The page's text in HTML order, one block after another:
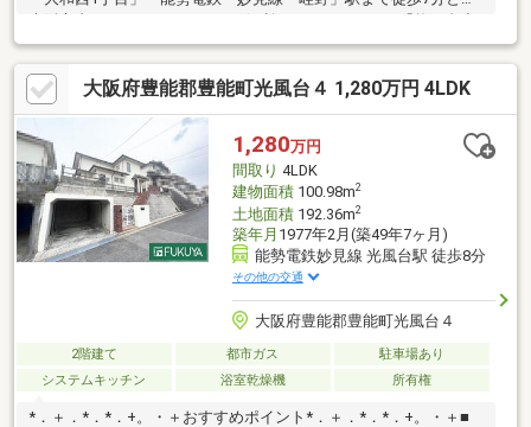
学校」まで徒歩4分(約250ｍ)ですので、小さなお子様の通学も安
心です♪・敷地と前面道路の高低差がないフラットな整形地・土地
面積約80.09坪/建物面積約46.43坪・前面道路は約5.9ｍございます
ので、お車の出し入れもスムーズに行っていただけます・収納豊
富な4LDK+2S・南側には陽当りの良いお庭がございますので、ガ
ーデニングや家庭菜園にもおすすめ・リフォームのご相談も受付
中！併せてご相談ください♪
大阪府豊能郡豊能町光風台４ 1,280万円 4LDK
1,280万円
間取り 4LDK
建物面積100.98m2
土地面積192.36m2
築年月 1977年2月(築49年7ヶ月)
能勢電鉄妙見線 光風台駅 徒歩8分
その他の交通
大阪府豊能郡豊能町光風台４
2階建て 都市ガス
駐車場あり
システムキッチン
浴室乾燥機 所有権
*．＋．*．*．+。・＋おすすめポイント*．＋．*．*．+。・＋■